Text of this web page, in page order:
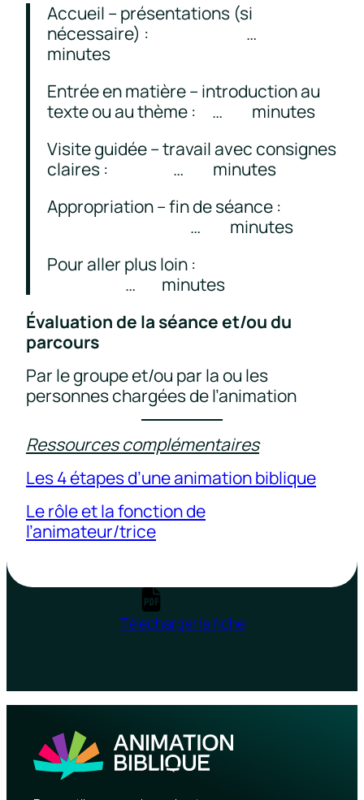
Accueil – présentations (si
nécessaire) : …
minutes
Entrée en matière – introduction au
texte ou au thème : … minutes
Visite guidée – travail avec consignes
claires : … minutes
Appropriation – fin de séance :
… minutes
Pour aller plus loin :
… minutes
Évaluation de la séance et/ou du
parcours
Par le groupe et/ou par la ou les
personnes chargées de l’animation
Ressources complémentaires
Les 4 étapes d’une animation biblique
Le rôle et la fonction de
l’animateur/trice
Télécharger la fiche